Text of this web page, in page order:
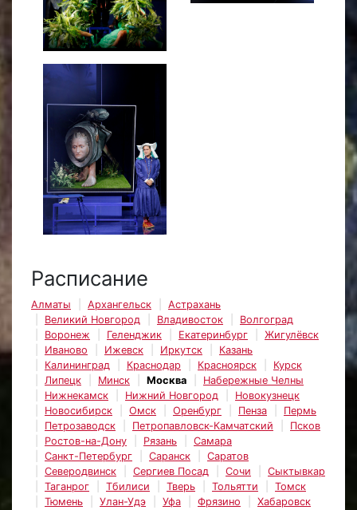
Расписание
Алматы Архангельск
Астрахань
Великий Новгород
Владивосток
Волгоград
Воронеж
Геленджик Екатеринбург
Жигулёвск
Иваново
Ижевск Иркутск
Казань
Калининград
Краснодар Красноярск
Курск
Липецк
Минск Москва
Набережные Челны
Нижнекамск
Нижний Новгород
Новокузнецк
Новосибирск
Омск Оренбург Пенза
Пермь
Петрозаводск
Петропавловск-Камчатский
Псков
Ростов-на-Дону
Рязань
Самара
Санкт-Петербург
Саранск
Саратов
Северодвинск
Сергиев Посад Сочи
Сыктывкар
Таганрог
Тбилиси Тверь Тольятти
Томск
Тюмень
Улан-Удэ Уфа Фрязино
Хабаровск